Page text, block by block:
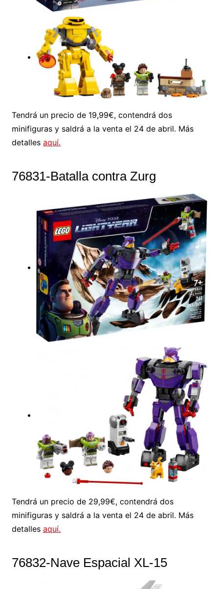
Tendrá un precio de 19,99€, contendrá dos
minifiguras y saldrá a la venta el 24 de abril. Más
detalles aquí.
76831-Batalla contra Zurg
Tendrá un precio de 29,99€, contendrá dos
minifiguras y saldrá a la venta el 24 de abril. Más
detalles aquí.
76832-Nave Espacial XL-15